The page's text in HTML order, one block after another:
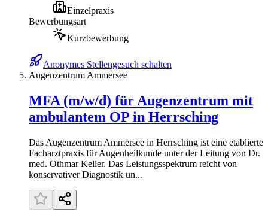
Einzelpraxis
Bewerbungsart
Kurzbewerbung
Anonymes Stellengesuch schalten
Augenzentrum Ammersee
MFA (m/w/d) für Augenzentrum mit
ambulantem OP in Herrsching
Das Augenzentrum Ammersee in Herrsching ist eine etablierte
Facharztpraxis für Augenheilkunde unter der Leitung von Dr.
med. Othmar Keller. Das Leistungsspektrum reicht von
konservativer Diagnostik un...